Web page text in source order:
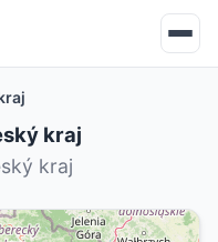
kraj
kraj